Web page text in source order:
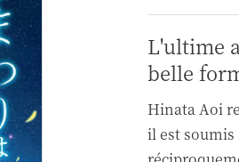
L'ultime
belle
Hinata Aoi
il est soumis